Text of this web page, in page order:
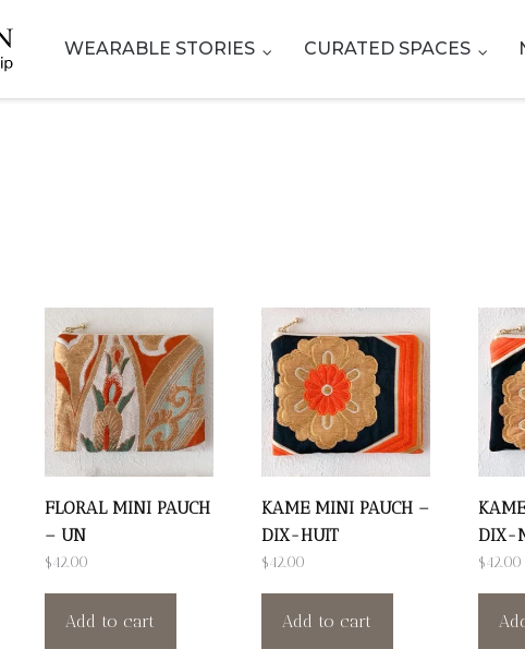
WEARABLE STORIES CURATED SPACES
FLORAL MINI PAUCH
– UN
$42.00
Add to cart
KAME MINI PAUCH –
DIX-HUIT
$42.00
Add to cart
DIX-
$42.00